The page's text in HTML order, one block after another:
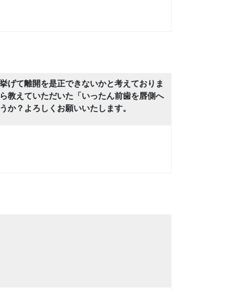
げて離開を是正できないかと考えておりま
教えていただいた「いったん前歯を唇側へ
か？よろしくお願いいたします。